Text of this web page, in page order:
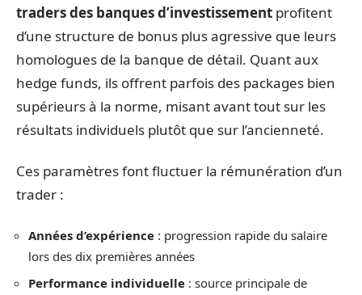
traders des banques d’investissement profitent
d’une structure de bonus plus agressive que leurs
homologues de la banque de détail. Quant aux
hedge funds, ils offrent parfois des packages bien
supérieurs à la norme, misant avant tout sur les
résultats individuels plutôt que sur l’ancienneté.
Ces paramètres font fluctuer la rémunération d’un
trader :
Années d’expérience : progression rapide du salaire
lors des dix premières années
Performance individuelle : source principale de